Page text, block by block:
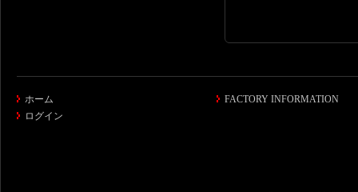
ホーム
ログイン
FACTORY INFORMATION